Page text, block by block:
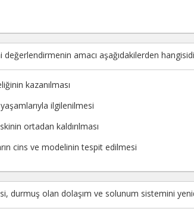
değerlendirmenin amacı aşağıdakilerden
kazanılması
ilgilenilmesi
ortadan kaldırılması
cins ve modelinin tespit edilmesi
durmuş olan dolaşım ve solunum sistemini